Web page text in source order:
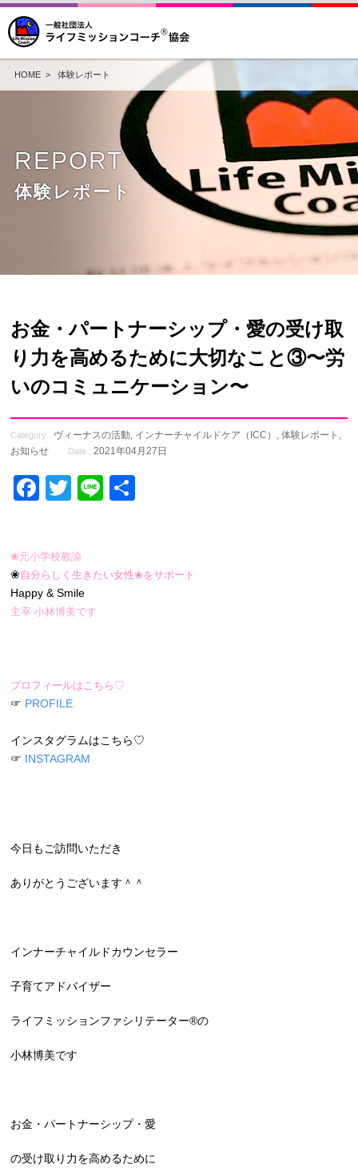
HOME> 体験レポート
REPORT
体験レポート
お金・パートナーシップ・愛の受け取
り力を高めるために大切なこと③〜労
いのコミュニケーション〜
Category : ヴィーナスの活動, インナーチャイルドケア（ICC） ,体験レポート ,
お知らせ
Date : 2021年04月27日
Facebook
Twitter
Line
❀元小学校教諭
❀自分らしく生きたい女性❀をサポート
Happy & Smile
主宰 小林博美です
プロフィールはこちら♡
☞ PROFILE
インスタグラムはこちら♡
☞ INSTAGRAM
今日もご訪問いただき
ありがとうございます＾＾
インナーチャイルドカウンセラー
子育てアドバイザー
ライフミッションファシリテーター®︎の
小林博美です
お金・パートナーシップ・愛
の受け取り力を高めるために